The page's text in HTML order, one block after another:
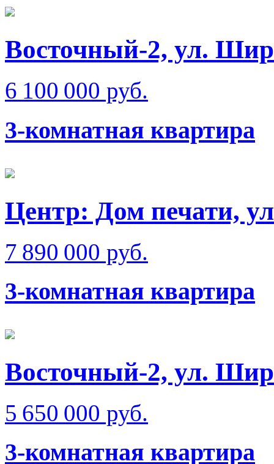
Восточный-2, ул.
6 100 000 руб.
3-комнатная квартира
Центр: Дом печати,
7 890 000 руб.
3-комнатная квартира
Восточный-2, ул.
5 650 000 руб.
3-комнатная квартира